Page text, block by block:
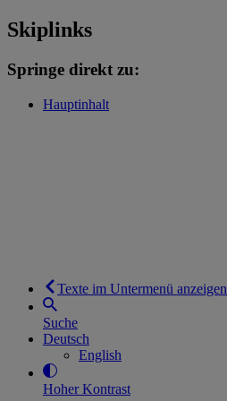
Skiplinks
Springe direkt zu:
Hauptinhalt
Texte im Untermenü anzeigen
Suche
Deutsch
English
Hoher Kontrast